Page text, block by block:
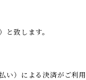
と致します。
い）による決済がご利